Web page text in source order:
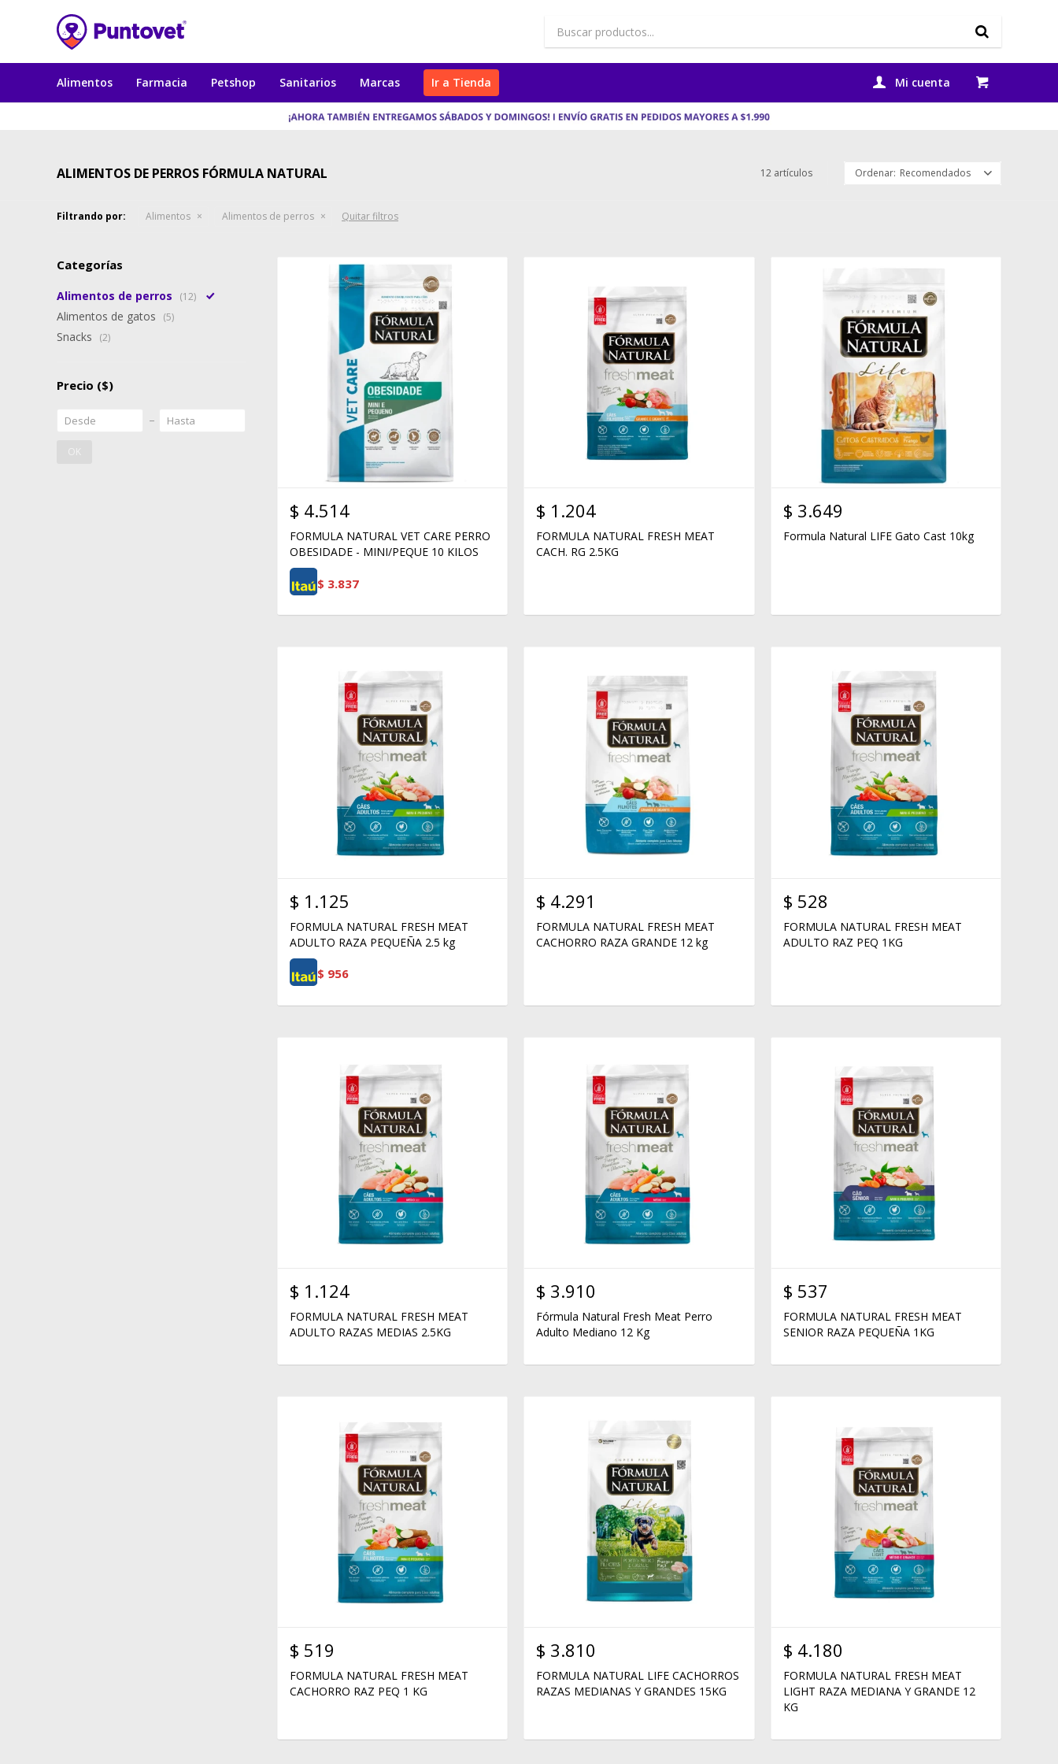
Alimentos Farmacia Petshop Sanitarios Marcas Ir a Tienda
ALIMENTOS DE PERROS FÓRMULA NATURAL 12 artículos Recomendados
Filtrando por: Alimentos Alimentos de perros Quitar filtros
$ 4.514
FORMULA NATURAL VET CARE PERRO
OBESIDADE - MINI/PEQUE 10 KILOS
$ 3.837
$ 1.204
FORMULA NATURAL FRESH MEAT
CACH. RG 2.5KG
$ 3.649
Formula Natural LIFE Gato Cast 10kg
$ 1.125
FORMULA NATURAL FRESH MEAT
ADULTO RAZA PEQUEÑA 2.5 kg
$ 956
$ 4.291
FORMULA NATURAL FRESH MEAT
CACHORRO RAZA GRANDE 12 kg
$ 528
FORMULA NATURAL FRESH MEAT
ADULTO RAZ PEQ 1KG
$ 1.124
FORMULA NATURAL FRESH MEAT
ADULTO RAZAS MEDIAS 2.5KG
$ 3.910
Fórmula Natural Fresh Meat Perro
Adulto Mediano 12 Kg
$ 537
FORMULA NATURAL FRESH MEAT
SENIOR RAZA PEQUEÑA 1KG
$ 519
FORMULA NATURAL FRESH MEAT
CACHORRO RAZ PEQ 1 KG
$ 3.810
FORMULA NATURAL LIFE CACHORROS
RAZAS MEDIANAS Y GRANDES 15KG
$ 4.180
FORMULA NATURAL FRESH MEAT
LIGHT RAZA MEDIANA Y GRANDE 12
KG
Categorías
Alimentos de perros (12)
Alimentos de gatos (5)
Snacks (2)
Precio ($)
OK